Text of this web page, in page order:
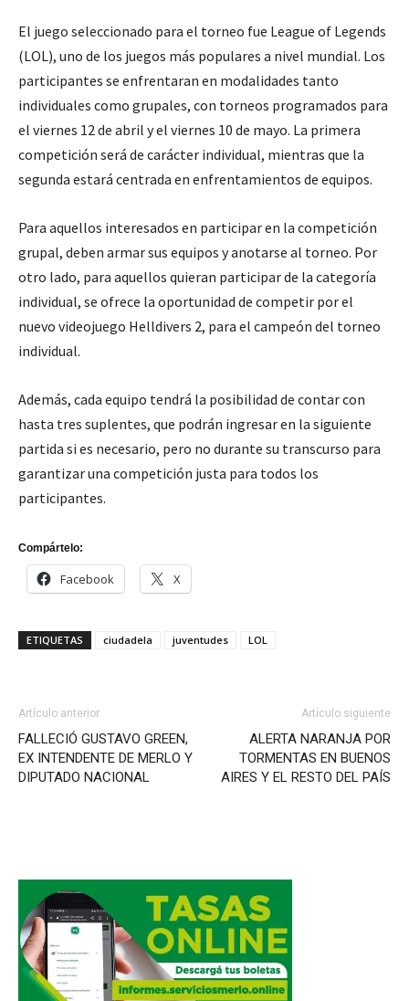
El juego seleccionado para el torneo fue League of Legends
(LOL), uno de los juegos más populares a nivel mundial. Los
participantes se enfrentaran en modalidades tanto
individuales como grupales, con torneos programados para
el viernes 12 de abril y el viernes 10 de mayo. La primera
competición será de carácter individual, mientras que la
segunda estará centrada en enfrentamientos de equipos.
Para aquellos interesados en participar en la competición
grupal, deben armar sus equipos y anotarse al torneo. Por
otro lado, para aquellos quieran participar de la categoría
individual, se ofrece la oportunidad de competir por el
nuevo videojuego Helldivers 2, para el campeón del torneo
individual.
Además, cada equipo tendrá la posibilidad de contar con
hasta tres suplentes, que podrán ingresar en la siguiente
partida si es necesario, pero no durante su transcurso para
garantizar una competición justa para todos los
participantes.
Compártelo:
Facebook X
ETIQUETAS ciudadela juventudes LOL
Artículo anterior
FALLECIÓ GUSTAVO GREEN,
EX INTENDENTE DE MERLO Y
DIPUTADO NACIONAL
Artículo siguiente
ALERTA NARANJA POR
TORMENTAS EN BUENOS
AIRES Y EL RESTO DEL PAÍS